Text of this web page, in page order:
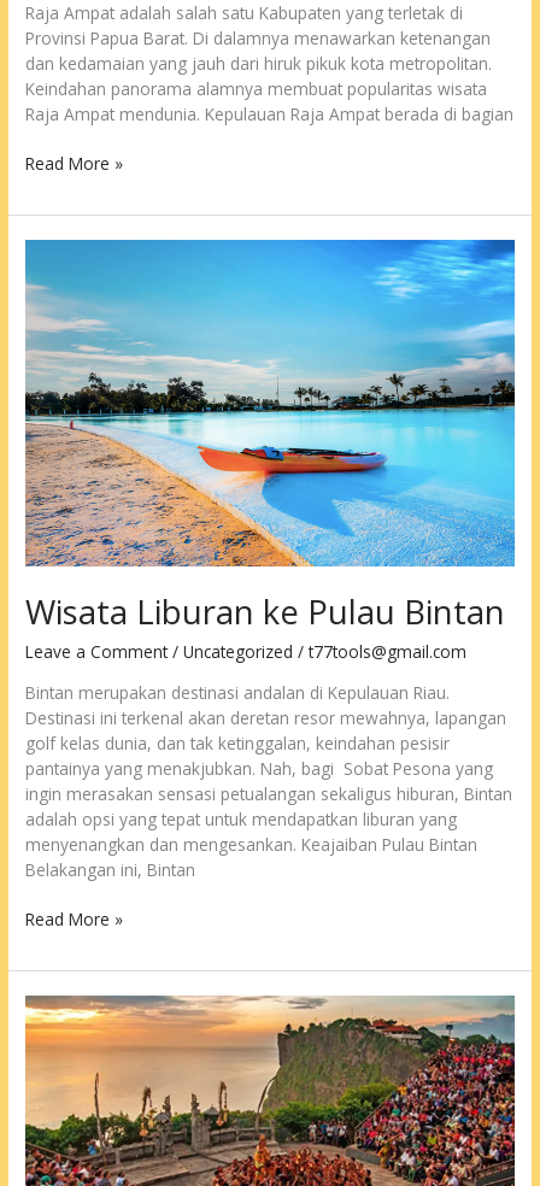
Raja Ampat adalah salah satu Kabupaten yang terletak di
Provinsi Papua Barat. Di dalamnya menawarkan ketenangan
dan kedamaian yang jauh dari hiruk pikuk kota metropolitan.
Keindahan panorama alamnya membuat popularitas wisata
Raja Ampat mendunia. Kepulauan Raja Ampat berada di bagian
Wisata
Ampat
yang
Dikunjungi
Read More »
Wisata Liburan ke Pulau Bintan
Leave a Comment /Uncategorized /t77tools@gmail.com
Bintan merupakan destinasi andalan di Kepulauan Riau.
Destinasi ini terkenal akan deretan resor mewahnya, lapangan
golf kelas dunia, dan tak ketinggalan, keindahan pesisir
pantainya yang menakjubkan. Nah, bagi Sobat Pesona yang
ingin merasakan sensasi petualangan sekaligus hiburan, Bintan
adalah opsi yang tepat untuk mendapatkan liburan yang
menyenangkan dan mengesankan. Keajaiban Pulau Bintan
Belakangan ini, Bintan
Wisata
ke
Pulau
Bintan
Read More »